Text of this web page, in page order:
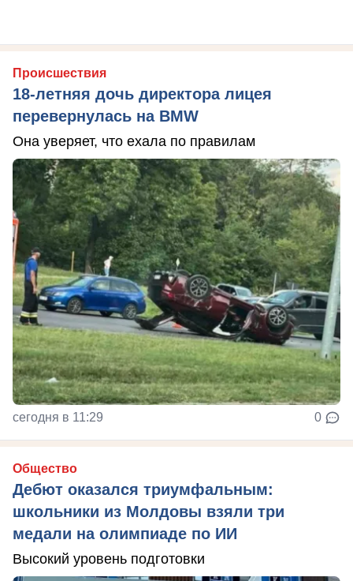
Происшествия
18-летняя дочь директора лицея
перевернулась на BMW
Она уверяет, что ехала по правилам
сегодня в 11:29 0
Общество
Дебют оказался триумфальным:
школьники из Молдовы взяли три
медали на олимпиаде по ИИ
Высокий уровень подготовки